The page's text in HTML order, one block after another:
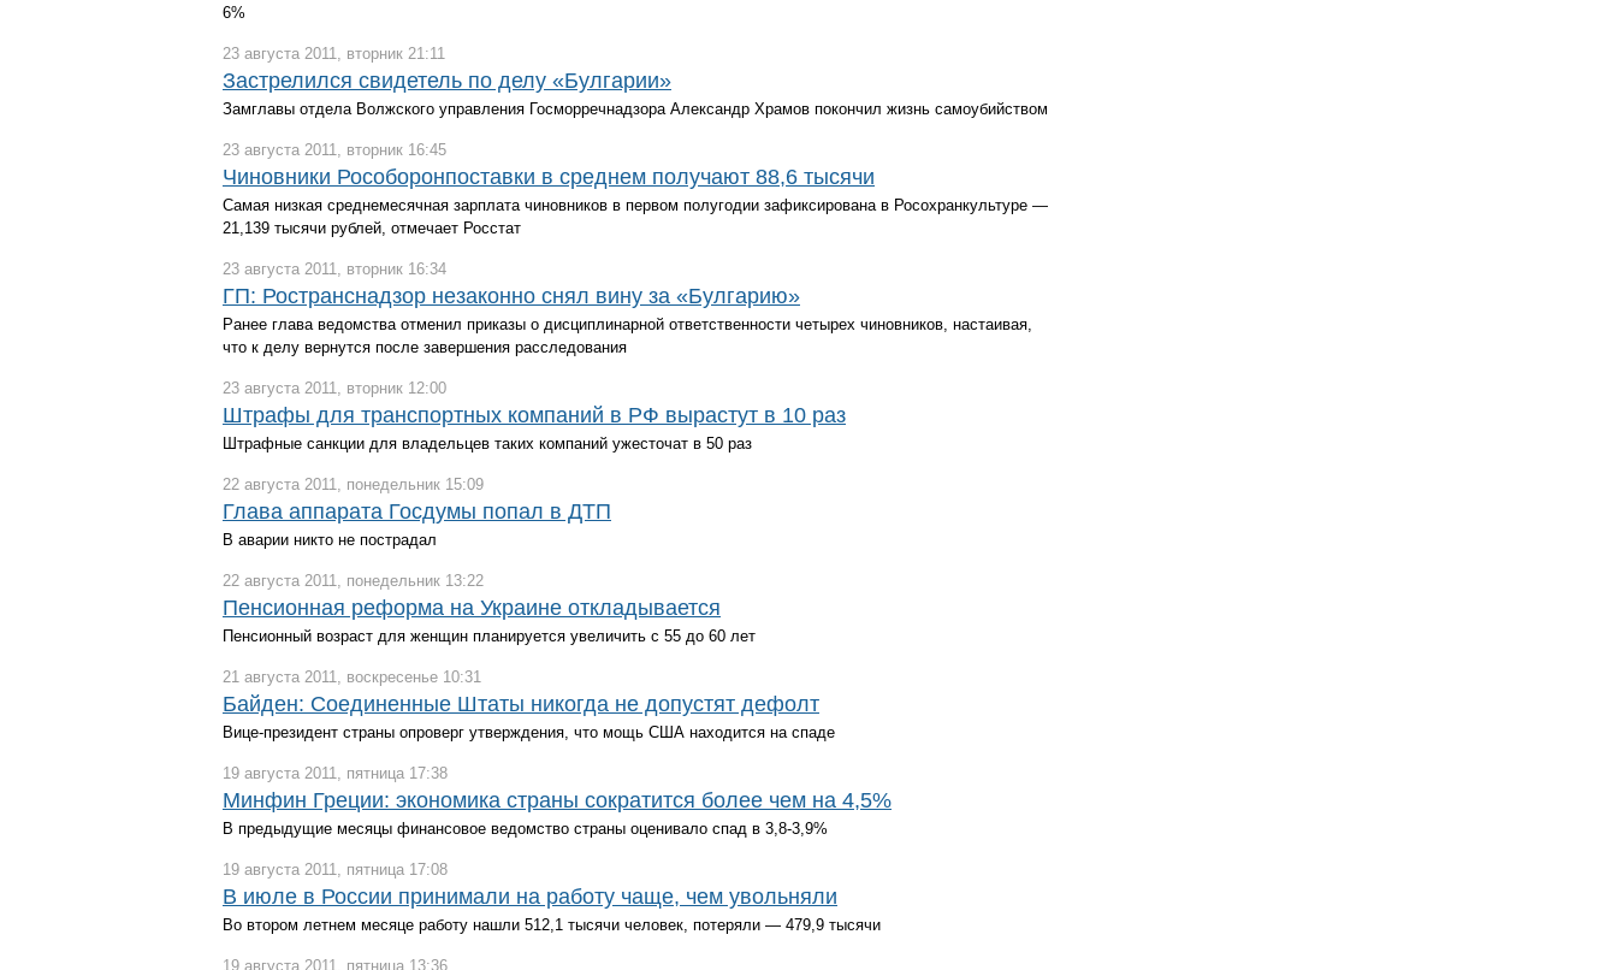
6%
23 августа 2011, вторник 21:11
Застрелился свидетель по делу «Булгарии»
Замглавы отдела Волжского управления Госморречнадзора Александр Храмов покончил жизнь самоубийством
23 августа 2011, вторник 16:45
Чиновники Рособоронпоставки в среднем получают 88,6 тысячи
Самая низкая среднемесячная зарплата чиновников в первом полугодии зафиксирована в Росохранкультуре —
21,139 тысячи рублей, отмечает Росстат
23 августа 2011, вторник 16:34
ГП: Ространснадзор незаконно снял вину за «Булгарию»
Ранее глава ведомства отменил приказы о дисциплинарной ответственности четырех чиновников, настаивая,
что к делу вернутся после завершения расследования
23 августа 2011, вторник 12:00
Штрафы для транспортных компаний в РФ вырастут в 10 раз
Штрафные санкции для владельцев таких компаний ужесточат в 50 раз
22 августа 2011, понедельник 15:09
Глава аппарата Госдумы попал в ДТП
В аварии никто не пострадал
22 августа 2011, понедельник 13:22
Пенсионная реформа на Украине откладывается
Пенсионный возраст для женщин планируется увеличить с 55 до 60 лет
21 августа 2011, воскресенье 10:31
Байден: Соединенные Штаты никогда не допустят дефолт
Вице-президент страны опроверг утверждения, что мощь США находится на спаде
19 августа 2011, пятница 17:38
Минфин Греции: экономика страны сократится более чем на 4,5%
В предыдущие месяцы финансовое ведомство страны оценивало спад в 3,8-3,9%
19 августа 2011, пятница 17:08
В июле в России принимали на работу чаще, чем увольняли
Во втором летнем месяце работу нашли 512,1 тысячи человек, потеряли — 479,9 тысячи
19 августа 2011, пятница 13:36